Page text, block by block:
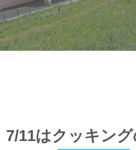
7/11はクッキン